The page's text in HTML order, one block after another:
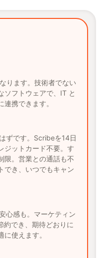
ります。技術者でない
ソフトウェアで、IT と
携できます。
ずです。Scribeを14日
ジットカード不要。す
限。営業との通話も不
でき、いつでもキャン
心感も。マーケティン
約でき、期待どおりに
使えます。